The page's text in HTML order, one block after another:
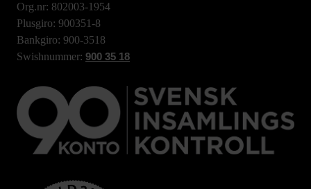
Org.nr: 802003-1954
Plusgiro: 900351-8
Bankgiro: 900-3518
Swishnummer: 900 35 18